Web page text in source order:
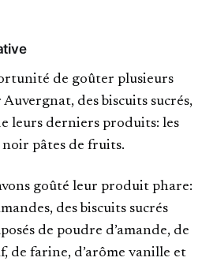
de goûter plusieurs
des biscuits sucrés,
leurs derniers produits: les
pâtes de fruits.
goûté leur produit phare:
des biscuits sucrés
de poudre d’amande, de
de farine, d’arôme vanille et